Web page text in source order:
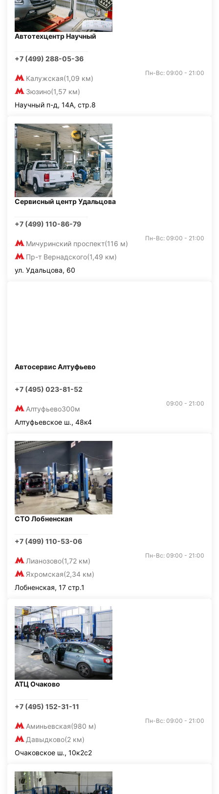
Автотехцентр Научный
+7 (499) 288-05-36
Калужская(1,09 км)
Зюзино(1,57 км)
Пн-Вс: 09:00 - 21:00
Научный п-д, 14А, стр.8
Сервисный центр Удальцова
+7 (499) 110-86-79
Мичуринский проспект(116 м)
Пр-т Вернадского(1,49 км)
Пн-Вс: 09:00 - 21:00
ул. Удальцова, 60
Автосервис Алтуфьево
+7 (495) 023-81-52
Алтуфьево300м
09:00 - 21:00
Алтуфьевское ш., 48к4
СТО Лобненская
+7 (499) 110-53-06
Лианозово(1,72 км)
Яхромская(2,34 км)
Пн-Вс: 09:00 - 21:00
Лобненская, 17 стр.1
АТЦ Очаково
+7 (495) 152-31-11
Аминьевская(980 м)
Давыдково(2 км)
Пн-Вс: 09:00 - 21:00
Очаковское ш., 10к2с2